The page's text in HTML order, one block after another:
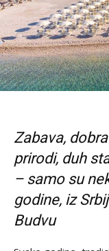
Zabava,
prirodi, duh
– samo su
godine, iz
Budvu